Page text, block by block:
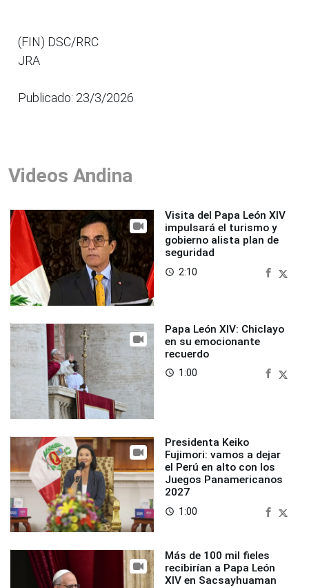
(FIN) DSC/RRC
JRA
Publicado: 23/3/2026
Videos Andina
Visita del Papa León XIV
impulsará el turismo y
gobierno alista plan de
seguridad
access_time 2:10
Papa León XIV: Chiclayo
en su emocionante
recuerdo
access_time 1:00
Presidenta Keiko
Fujimori: vamos a dejar
el Perú en alto con los
Juegos Panamericanos
2027
access_time 1:00
Más de 100 mil fieles
recibirían a Papa León
XIV en Sacsayhuaman